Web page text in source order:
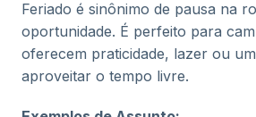
Feriado é sinônimo de pausa na
oportunidade. É perfeito para
oferecem praticidade, lazer ou
aproveitar o tempo livre.